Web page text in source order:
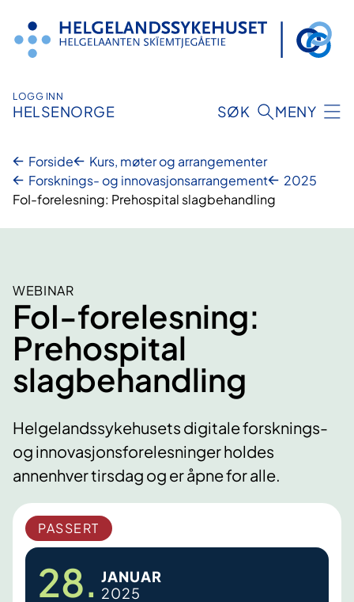
innhold
LOGG INN
HELSENORGE SØK MENY
Forside
Kurs, møter og arrangementer
Forsknings- og innovasjonsarrangement
2025
FoI-forelesning: Prehospital slagbehandling
WEBINAR
FoI-forelesning:
Prehospital
slagbehandling
Helgelandssykehusets digitale forsknings-
og innovasjonsforelesninger holdes
annenhver tirsdag og er åpne for alle.
PASSERT
28. JANUAR
2025